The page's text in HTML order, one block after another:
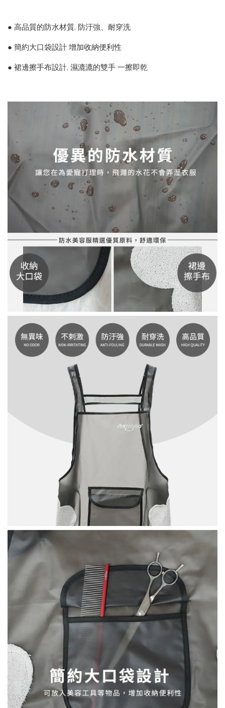
● 高品質的防水材質, 防汙強、耐穿洗
● 簡約大口袋設計 增加收納便利性
● 裙邊擦手布設計, 濕漉漉的雙手 一擦即乾